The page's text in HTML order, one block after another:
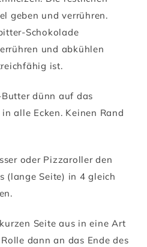
geben und verrühren.
Schokolade
und abkühlen
ist.
dünn auf das
alle Ecken. Keinen Rand
oder Pizzaroller den
(lange Seite) in 4 gleich
Seite aus in eine Art
dann an das Ende des